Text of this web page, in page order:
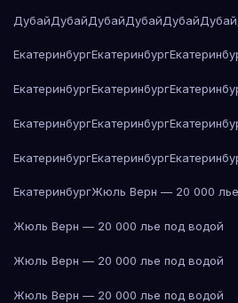
ДубайДубайДубайДубайДубайДубай
ЕкатеринбургЕкатеринбург
ЕкатеринбургЕкатеринбург
ЕкатеринбургЕкатеринбург
ЕкатеринбургЕкатеринбург
ЕкатеринбургЖюль Верн — 20 000
Жюль Верн — 20 000 лье под водой
Жюль Верн — 20 000 лье под водой
Жюль Верн — 20 000 лье под водой